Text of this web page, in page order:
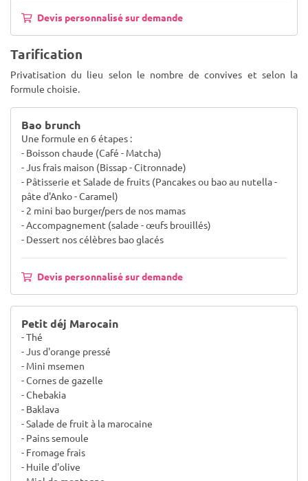
Devis personnalisé sur demande
Tarification
Privatisation du lieu selon le nombre de convives et selon la
formule choisie.
Bao brunch
Une formule en 6 étapes :
- Boisson chaude (Café - Matcha)
- Jus frais maison (Bissap - Citronnade)
- Pâtisserie et Salade de fruits (Pancakes ou bao au nutella -
pâte d'Anko - Caramel)
- 2 mini bao burger/pers de nos mamas
- Accompagnement (salade - œufs brouillés)
- Dessert nos célèbres bao glacés
Devis personnalisé sur demande
Petit déj Marocain
- Thé
- Jus d'orange pressé
- Mini msemen
- Cornes de gazelle
- Chebakia
- Baklava
- Salade de fruit à la marocaine
- Pains semoule
- Fromage frais
- Huile d'olive